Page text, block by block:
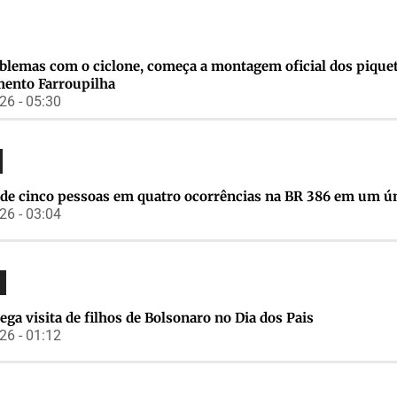
com o ciclone, começa a montagem oficial dos
Farroupilha
- 05:30
cinco pessoas em quatro ocorrências na BR 386 em um
- 03:04
visita de filhos de Bolsonaro no Dia dos Pais
- 01:12